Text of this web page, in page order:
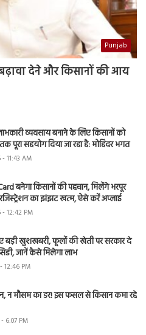
Punjab
देने और किसानों की आय
व्यवसाय बनाने के लिए किसानों को
पूरा सहयोग दिया जा रहा है: मोहिंदर भगत
11:43 AM
बनेगा किसानों की पहचान, मिलेंगे भरपूर
रजिस्ट्रेशन का झंझट खत्म, ऐसे करें अप्लाई
- 12:42 PM
बड़ी खुशखबरी, फूलों की खेती पर सरकार दे
जानें कैसे मिलेगा लाभ
12:46 PM
न मौसम का डर! इस फसल से किसान कमा रहे
6:07 PM